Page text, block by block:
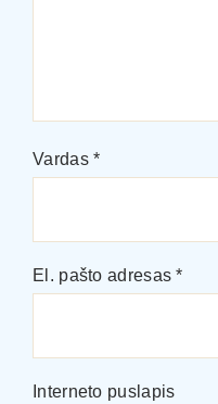
Vardas*
El. pašto adresas*
Interneto puslapis